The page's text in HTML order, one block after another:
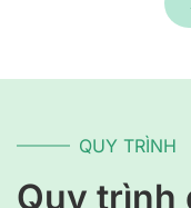
QUY TRÌNH
Quy trình